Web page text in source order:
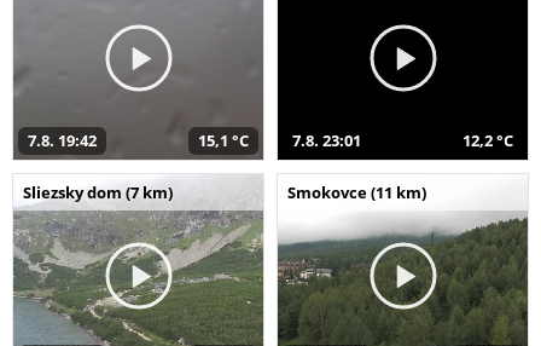
7.8. 19:42 15,1 °C 7.8. 23:01 12,2 °C
Sliezsky dom (7 km) Smokovce (11 km)